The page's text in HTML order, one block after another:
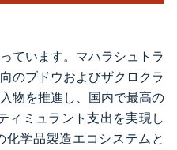
ています。マハラシュトラ
のブドウおよびザクロクラ
物を推進し、国内で最高の
ィミュラント支出を実現し
学品製造エコシステムと